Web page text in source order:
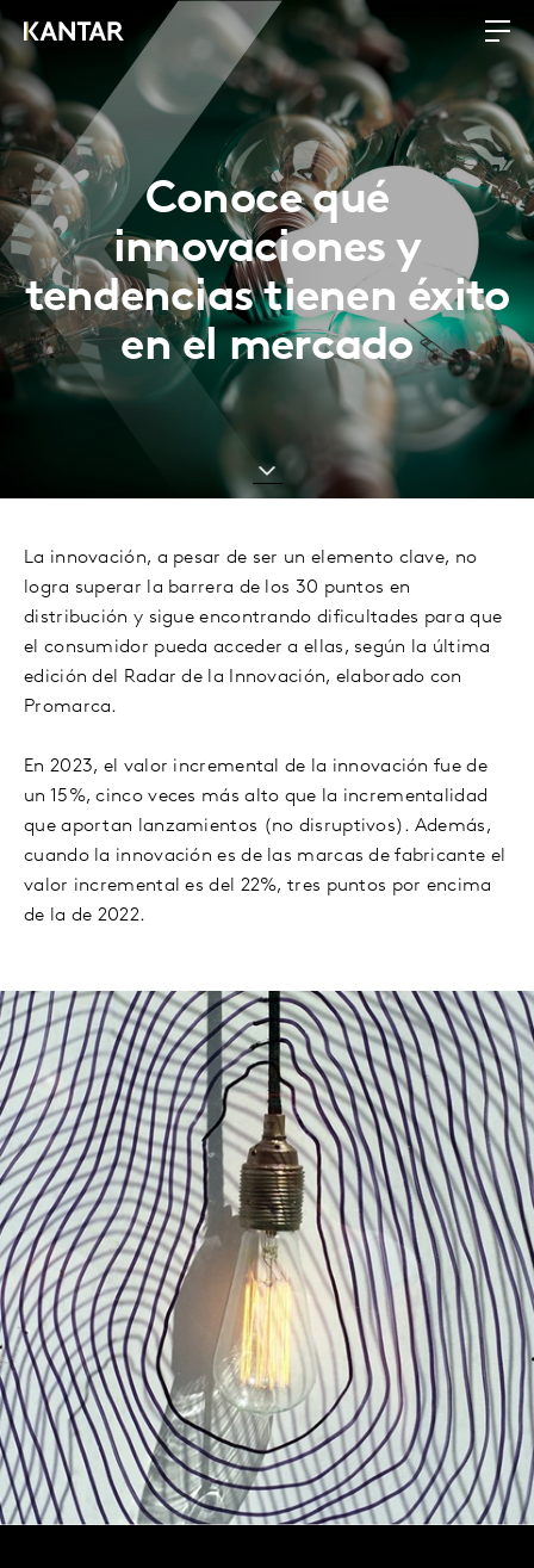
Conoce qué
innovaciones y
tendencias tienen éxito
en el mercado
La innovación, a pesar de ser un elemento clave, no
logra superar la barrera de los 30 puntos en
distribución y sigue encontrando dificultades para que
el consumidor pueda acceder a ellas, según la última
edición del Radar de la Innovación, elaborado con
Promarca.
En 2023, el valor incremental de la innovación fue de
un 15%, cinco veces más alto que la incrementalidad
que aportan lanzamientos (no disruptivos). Además,
cuando la innovación es de las marcas de fabricante el
valor incremental es del 22%, tres puntos por encima
de la de 2022.